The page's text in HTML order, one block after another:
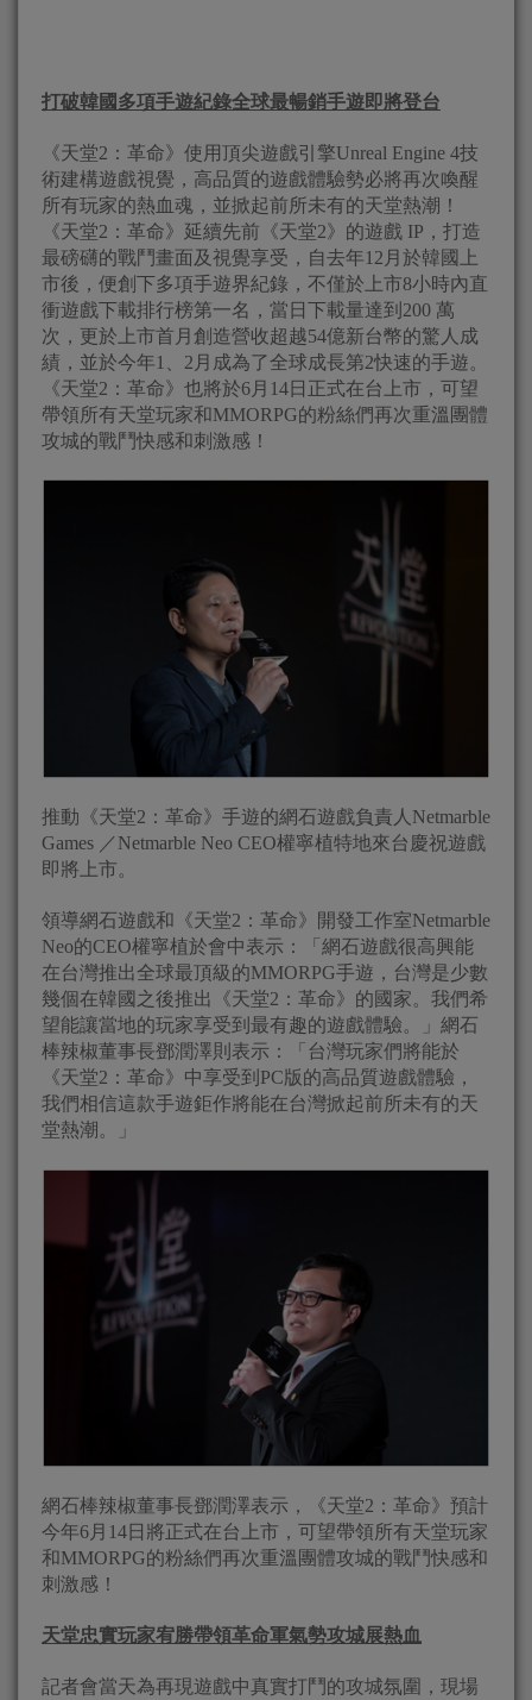
打破韓國多項手遊紀錄全球最暢銷手遊即將登台
《天堂2：革命》使用頂尖遊戲引擎Unreal Engine 4技
術建構遊戲視覺，高品質的遊戲體驗勢必將再次喚醒
所有玩家的熱血魂，並掀起前所未有的天堂熱潮！
《天堂2：革命》延續先前《天堂2》的遊戲 IP，打造
最磅礴的戰鬥畫面及視覺享受，自去年12月於韓國上
市後，便創下多項手遊界紀錄，不僅於上市8小時內直
衝遊戲下載排行榜第一名，當日下載量達到200 萬
次，更於上市首月創造營收超越54億新台幣的驚人成
績，並於今年1、2月成為了全球成長第2快速的手遊。
《天堂2：革命》也將於6月14日正式在台上市，可望
帶領所有天堂玩家和MMORPG的粉絲們再次重溫團體
攻城的戰鬥快感和刺激感！
推動《天堂2：革命》手遊的網石遊戲負責人Netmarble
Games ／Netmarble Neo CEO權寧植特地來台慶祝遊戲
即將上市。
領導網石遊戲和《天堂2：革命》開發工作室Netmarble
Neo的CEO權寧植於會中表示：「網石遊戲很高興能
在台灣推出全球最頂級的MMORPG手遊，台灣是少數
幾個在韓國之後推出《天堂2：革命》的國家。我們希
望能讓當地的玩家享受到最有趣的遊戲體驗。」網石
棒辣椒董事長鄧潤澤則表示：「台灣玩家們將能於
《天堂2：革命》中享受到PC版的高品質遊戲體驗，
我們相信這款手遊鉅作將能在台灣掀起前所未有的天
堂熱潮。」
網石棒辣椒董事長鄧潤澤表示，《天堂2：革命》預計
今年6月14日將正式在台上市，可望帶領所有天堂玩家
和MMORPG的粉絲們再次重溫團體攻城的戰鬥快感和
刺激感！
天堂忠實玩家宥勝帶領革命軍氣勢攻城展熱血
記者會當天為再現遊戲中真實打鬥的攻城氛圍，現場